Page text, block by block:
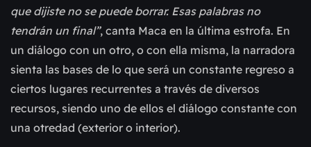
que dijiste no se puede borrar. Esas palabras no
tendrán un final”, canta Maca en la última estrofa. En
un diálogo con un otro, o con ella misma, la narradora
sienta las bases de lo que será un constante regreso a
ciertos lugares recurrentes a través de diversos
recursos, siendo uno de ellos el diálogo constante con
una otredad (exterior o interior).